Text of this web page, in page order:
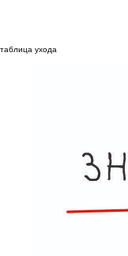
таблица ухода